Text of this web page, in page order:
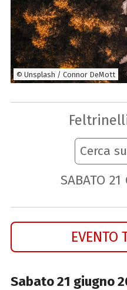
© Unsplash / Connor DeMott
Cerca
SABATO 21
EVENTO
Sabato 21 giugno